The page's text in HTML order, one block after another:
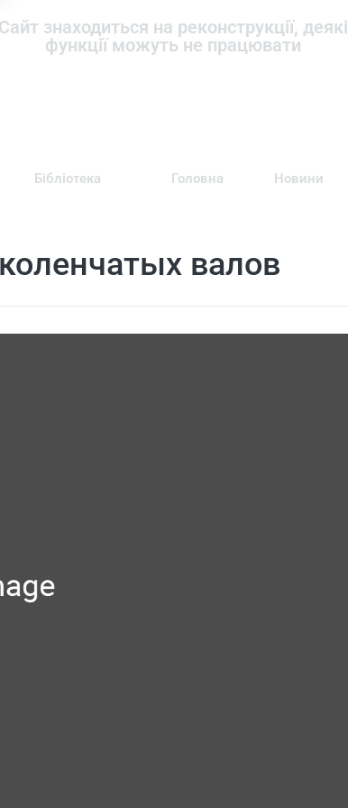
Сайт знаходиться на реконструкції, деякі
функції можуть не працювати
Бібліотека Головна Новини
валов